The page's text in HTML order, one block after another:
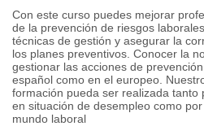
Con este curso puedes mejorar
de la prevención de riesgos
técnicas de gestión y asegurar la
los planes preventivos. Conocer la
gestionar las acciones de
español como en el europeo.
formación pueda ser realizada tanto
en situación de desempleo como
mundo laboral